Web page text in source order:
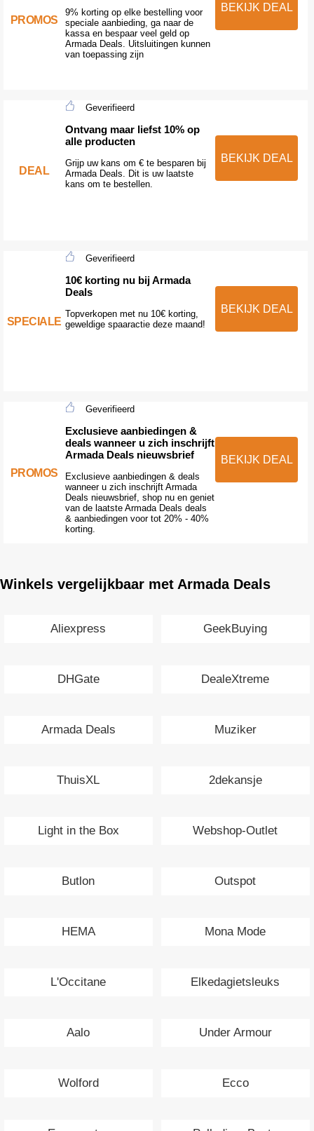
PROMOS
9% korting op elke bestelling voor
speciale aanbieding, ga naar de
kassa en bespaar veel geld op
Armada Deals. Uitsluitingen kunnen
van toepassing zijn
BEKIJK DEAL
DEAL
Geverifieerd
Ontvang maar liefst 10% op
alle producten
Grijp uw kans om € te besparen bij
Armada Deals. Dit is uw laatste
kans om te bestellen.
BEKIJK DEAL
SPECIALE
Geverifieerd
10€ korting nu bij Armada
Deals
Topverkopen met nu 10€ korting,
geweldige spaaractie deze maand!
BEKIJK DEAL
PROMOS
Geverifieerd
Exclusieve aanbiedingen &
deals wanneer u zich inschrijft
Armada Deals nieuwsbrief
Exclusieve aanbiedingen & deals
wanneer u zich inschrijft Armada
Deals nieuwsbrief, shop nu en geniet
van de laatste Armada Deals deals
& aanbiedingen voor tot 20% - 40%
korting.
BEKIJK DEAL
Winkels vergelijkbaar met Armada Deals
Aliexpress GeekBuying
DHGate DealeXtreme
Armada Deals Muziker
ThuisXL 2dekansje
Light in the Box Webshop-Outlet
Butlon Outspot
HEMA Mona Mode
L'Occitane Elkedagietsleuks
Aalo Under Armour
Wolford Ecco